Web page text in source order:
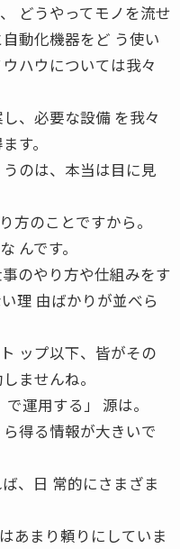
どうやってモノを流せ
動化機器をど う使い
ハウについては我々
、必要な設備 を我々
す。
のは、本当は目に見
方のことですから。
んです。
のやり方や仕組みをす
理 由ばかりが並べら
ップ以下、皆がその
ませんね。
運用する」 源は。
得る情報が大きいで
、日 常的にさまざま
あまり頼りにしていま